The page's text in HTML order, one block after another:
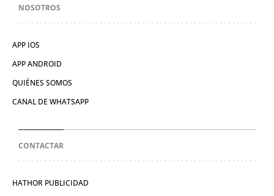
NOSOTROS
APP IOS
APP ANDROID
QUIÉNES SOMOS
CANAL DE WHATSAPP
CONTACTAR
HATHOR PUBLICIDAD